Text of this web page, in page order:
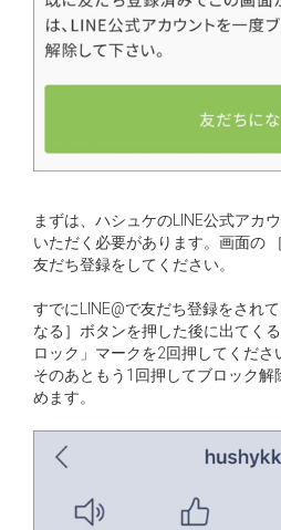
まずは、ハシュケのLINE公式アカ
いただく必要があります。画面の
友だち登録をしてください。
すでにLINE@で友だち登録をされ
なる］ボタンを押した後に出てく
ロック」マークを2回押してくださ
そのあともう1回押してブロック
めます。